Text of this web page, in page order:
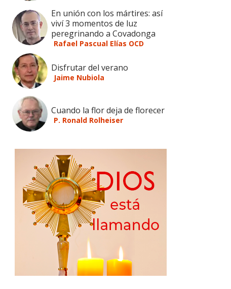
En unión con los mártires: así
viví 3 momentos de luz
peregrinando a Covadonga
Rafael Pascual Elías OCD
Disfrutar del verano
Jaime Nubiola
Cuando la flor deja de florecer
P. Ronald Rolheiser